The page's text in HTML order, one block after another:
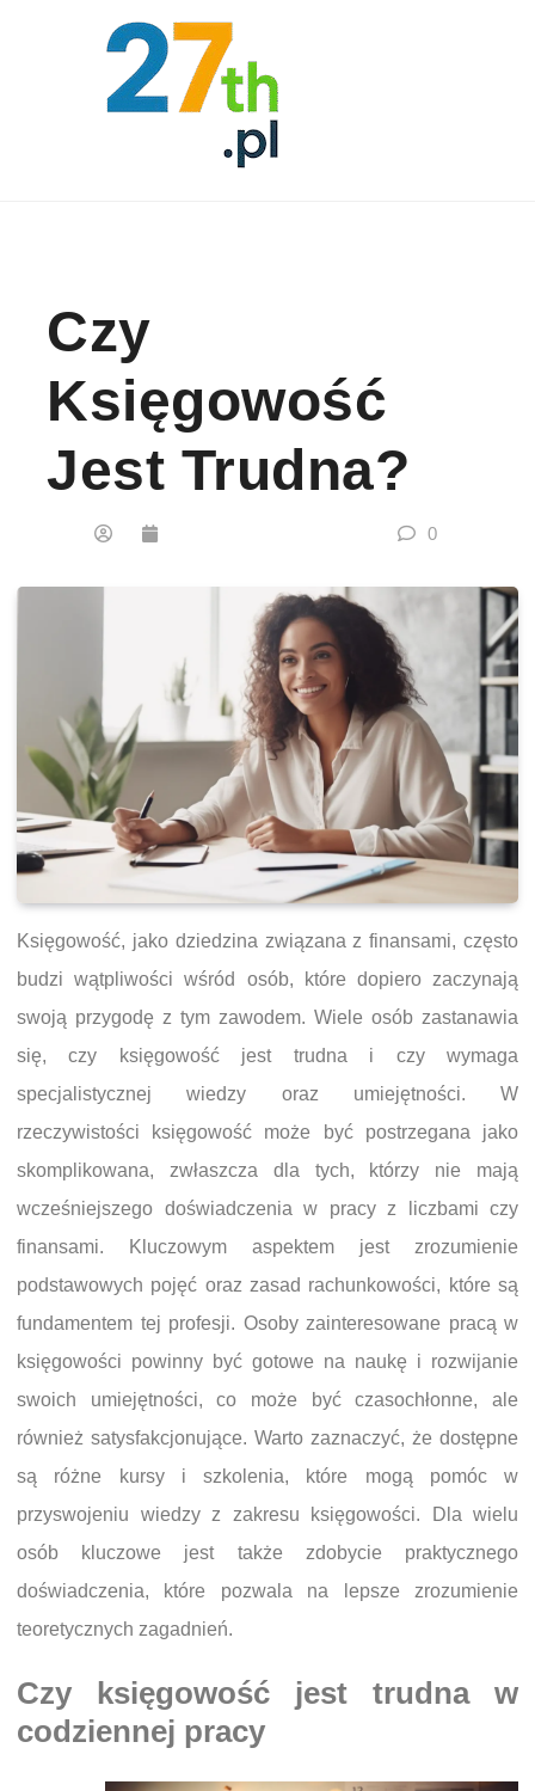
Czy
Księgowość
Jest Trudna?
0
Księgowość, jako dziedzina związana z finansami, często
budzi wątpliwości wśród osób, które dopiero zaczynają
swoją przygodę z tym zawodem. Wiele osób zastanawia
się, czy księgowość jest trudna i czy wymaga
specjalistycznej wiedzy oraz umiejętności. W
rzeczywistości księgowość może być postrzegana jako
skomplikowana, zwłaszcza dla tych, którzy nie mają
wcześniejszego doświadczenia w pracy z liczbami czy
finansami. Kluczowym aspektem jest zrozumienie
podstawowych pojęć oraz zasad rachunkowości, które są
fundamentem tej profesji. Osoby zainteresowane pracą w
księgowości powinny być gotowe na naukę i rozwijanie
swoich umiejętności, co może być czasochłonne, ale
również satysfakcjonujące. Warto zaznaczyć, że dostępne
są różne kursy i szkolenia, które mogą pomóc w
przyswojeniu wiedzy z zakresu księgowości. Dla wielu
osób kluczowe jest także zdobycie praktycznego
doświadczenia, które pozwala na lepsze zrozumienie
teoretycznych zagadnień.
Czy księgowość jest trudna w
codziennej pracy